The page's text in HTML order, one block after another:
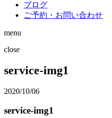
ブログ
ご予約・お問い合わせ
menu
close
service-img1
2020/10/06
service-img1